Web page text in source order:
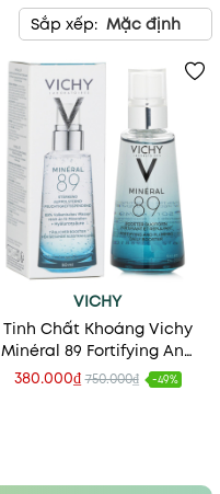
Sắp xếp: Mặc định
VICHY
Tinh Chất Khoáng Vichy
Minéral 89 Fortifying And
Plumping Daily Booster
380.000₫ 750.000₫ -49%